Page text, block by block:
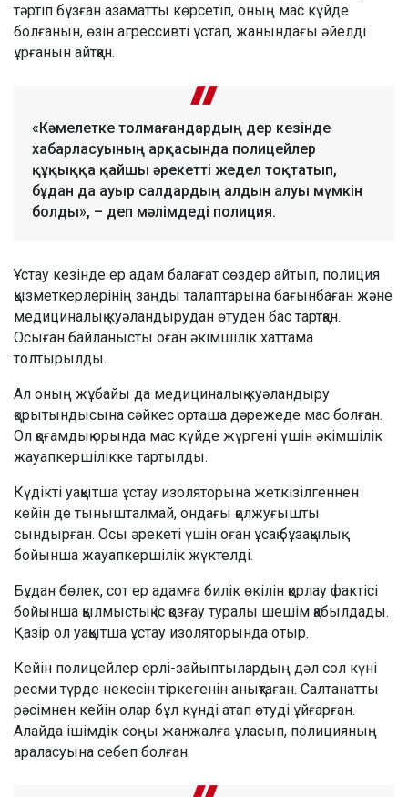
тәртіп бұзған азаматты көрсетіп, оның мас күйде
болғанын, өзін агрессивті ұстап, жанындағы әйелді
ұрғанын айтқан.
«Кәмелетке толмағандардың дер кезінде
хабарласуының арқасында полицейлер
құқыққа қайшы әрекетті жедел тоқтатып,
бұдан да ауыр салдардың алдын алуы мүмкін
болды», – деп мәлімдеді полиция.
Ұстау кезінде ер адам балағат сөздер айтып, полиция
қызметкерлерінің заңды талаптарына бағынбаған және
медициналық куәландырудан өтуден бас тартқан.
Осыған байланысты оған әкімшілік хаттама
толтырылды.
Ал оның жұбайы да медициналық куәландыру
қорытындысына сәйкес орташа дәрежеде мас болған.
Ол қоғамдық орында мас күйде жүргені үшін әкімшілік
жауапкершілікке тартылды.
Күдікті уақытша ұстау изоляторына жеткізілгеннен
кейін де тынышталмай, ондағы қолжуғышты
сындырған. Осы әрекеті үшін оған ұсақ бұзақылық
бойынша жауапкершілік жүктелді.
Бұдан бөлек, сот ер адамға билік өкілін қорлау фактісі
бойынша қылмыстық іс қозғау туралы шешім қабылдады.
Қазір ол уақытша ұстау изоляторында отыр.
Кейін полицейлер ерлі-зайыптылардың дәл сол күні
ресми түрде некесін тіркегенін анықтаған. Салтанатты
рәсімнен кейін олар бұл күнді атап өтуді ұйғарған.
Алайда ішімдік соңы жанжалға ұласып, полицияның
араласуына себеп болған.